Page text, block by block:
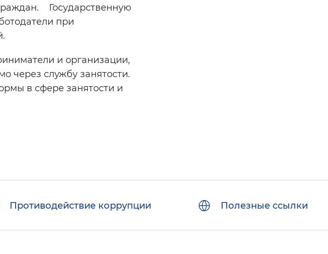
Государственную
при
и организации,
через службу занятости.
в сфере занятости и
Противодействие коррупции Полезные ссылки